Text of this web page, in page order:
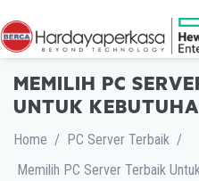
MEMILIH PC
UNTUK
Home / PC Server Terbaik /